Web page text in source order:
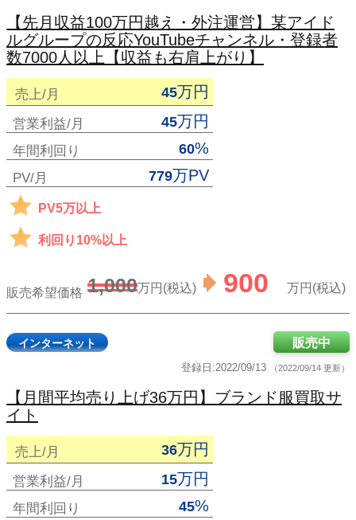
【先月収益100万円越え・外注運営】某アイド
ルグループの反応YouTubeチャンネル・登録者
数7000人以上【収益も右肩上がり】
売上/月 45万円
営業利益/月 45万円
年間利回り 60%
PV/月 779万PV
PV5万以上
利回り10%以上
販売希望価格 1,000万円(税込) 900 万円(税込)
インターネット
登録日:2022/09/13 （2022/09/14 更新）
販売中
【月間平均売り上げ36万円】ブランド服買取サ
イト
売上/月 36万円
営業利益/月 15万円
年間利回り 45%